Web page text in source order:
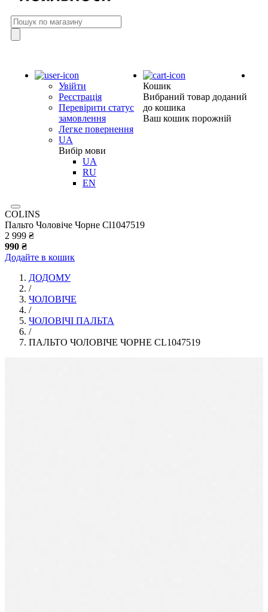
Увійти
Реєстрація
Перевірити статус
замовлення
Легке повернення
UA
Вибір мови
UA
RU
EN
Кошик
Вибраний товар доданий
до кошика
Ваш кошик порожній
COLINS
Пальто Чоловіче Чорне Cl1047519
2 999 ₴
990 ₴
Додайте в кошик
ДОДОМУ
/
ЧОЛОВІЧЕ
/
ЧОЛОВІЧІ ПАЛЬТА
/
ПАЛЬТО ЧОЛОВІЧЕ ЧОРНЕ CL1047519